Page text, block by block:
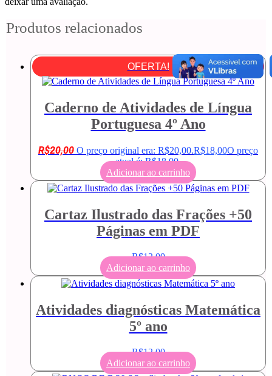
Produtos relacionados
OFERTA!
Caderno de Atividades de Língua
Portuguesa 4º Ano
R$20,00 O preço original era: R$20,00.R$18,00O preço
atual é: R$18,00.
Adicionar ao carrinho
Cartaz Ilustrado das Frações +50
Páginas em PDF
R$12,00
Adicionar ao carrinho
Atividades diagnósticas Matemática
5º ano
R$12,00
Adicionar ao carrinho